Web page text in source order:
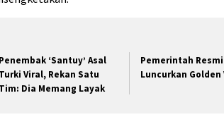
Penembak ‘Santuy’ Asal
Turki Viral, Rekan Satu
Tim: Dia Memang Layak
Pemerintah Resmi
Luncurkan Golden